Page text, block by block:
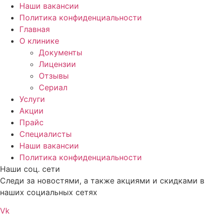
Наши вакансии
Политика конфиденциальности
Главная
О клинике
Документы
Лицензии
Отзывы
Сериал
Услуги
Акции
Прайс
Специалисты
Наши вакансии
Политика конфиденциальности
Наши соц. сети
Следи за новостями, а также акциями и скидками в
наших социальных сетях
Vk